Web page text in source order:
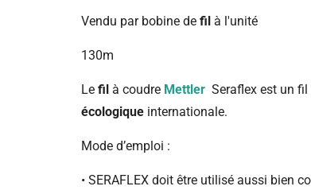
Vendu par bobine de fil à l'unité
130m
Le fil à coudre Mettler Seraflex est un
écologique internationale.
Mode d’emploi :
• SERAFLEX doit être utilisé aussi bien